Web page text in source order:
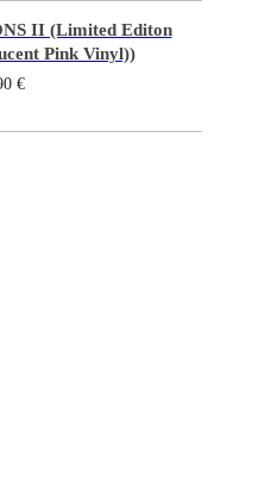
II (Limited Editon
Pink Vinyl))
€